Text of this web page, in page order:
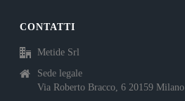
CONTATTI
Metide Srl
Sede legale
Via Roberto Bracco, 6 20159 Milano